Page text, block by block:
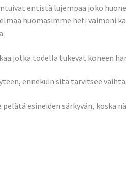
entistä lujempaa joko
huomasimme heti vaimoni
jotka todella tukevat koneen
ennekuin sitä tarvitsee
esineiden särkyvän, koska